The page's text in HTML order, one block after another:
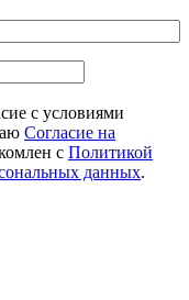
с условиями
Согласие на
с Политикой
данных.